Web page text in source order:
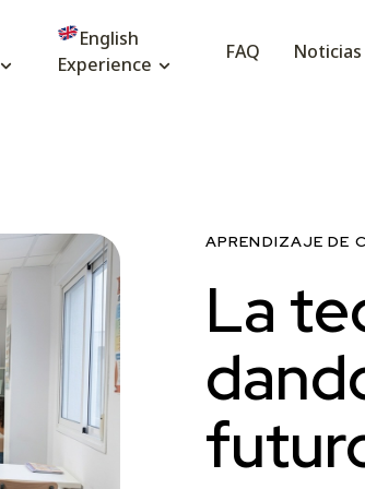
English
Experience
FAQ Noticias
Laescuela de
Los cursos de
Nuestraescuela
APRENDIZAJE DE
La